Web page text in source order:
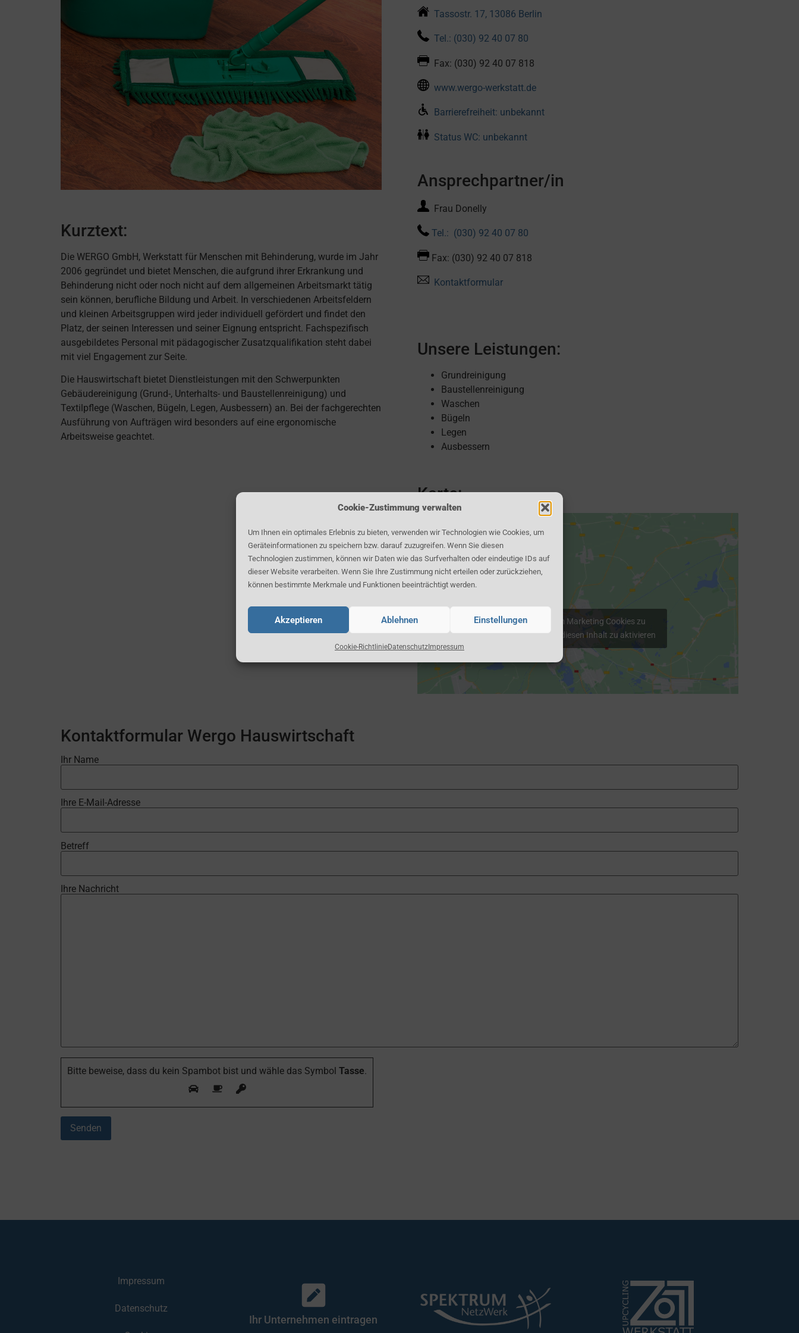
Cookie-Zustimmung verwalten
Um Ihnen ein optimales Erlebnis zu bieten, verwenden wir Technologien wie Cookies, um
Geräteinformationen zu speichern bzw. darauf zuzugreifen. Wenn Sie diesen
Technologien zustimmen, können wir Daten wie das Surfverhalten oder eindeutige IDs auf
dieser Website verarbeiten. Wenn Sie Ihre Zustimmung nicht erteilen oder zurückziehen,
können bestimmte Merkmale und Funktionen beeinträchtigt werden.
Akzeptieren Ablehnen Einstellungen
Cookie-RichtlinieDatenschutzImpressum
Kurztext:
Die WERGO GmbH, Werkstatt für Menschen mit Behinderung, wurde im Jahr
2006 gegründet und bietet Menschen, die aufgrund ihrer Erkrankung und
Behinderung nicht oder noch nicht auf dem allgemeinen Arbeitsmarkt tätig
sein können, berufliche Bildung und Arbeit. In verschiedenen Arbeitsfeldern
und kleinen Arbeitsgruppen wird jeder individuell gefördert und findet den
Platz, der seinen Interessen und seiner Eignung entspricht. Fachspezifisch
ausgebildetes Personal mit pädagogischer Zusatzqualifikation steht dabei
mit viel Engagement zur Seite.
Die Hauswirtschaft bietet Dienstleistungen mit den Schwerpunkten
Gebäudereinigung (Grund-, Unterhalts- und Baustellenreinigung) und
Textilpflege (Waschen, Bügeln, Legen, Ausbessern) an. Bei der fachgerechten
Ausführung von Aufträgen wird besonders auf eine ergonomische
Arbeitsweise geachtet.
Tassostr. 17, 13086 Berlin
Tel.: (030) 92 40 07 80
Fax: (030) 92 40 07 818
www.wergo-werkstatt.de
Barrierefreiheit: unbekannt
Status WC: unbekannt
Ansprechpartner/in
Frau Donelly
Tel.: (030) 92 40 07 80
Fax: (030) 92 40 07 818
Kontaktformular
Unsere Leistungen:
Grundreinigung
Baustellenreinigung
Waschen
Bügeln
Legen
Ausbessern
Karte:
Klicken Sie, um Marketing Cookies zu
akzeptieren und diesen Inhalt zu aktivieren
Kontaktformular Wergo Hauswirtschaft
Ihr Name
Ihre E-Mail-Adresse
Betreff
Ihre Nachricht
Bitte beweise, dass du kein Spambot bist und wähle das Symbol Tasse.
Impressum
Datenschutz
Ihr Unternehmen eintragen